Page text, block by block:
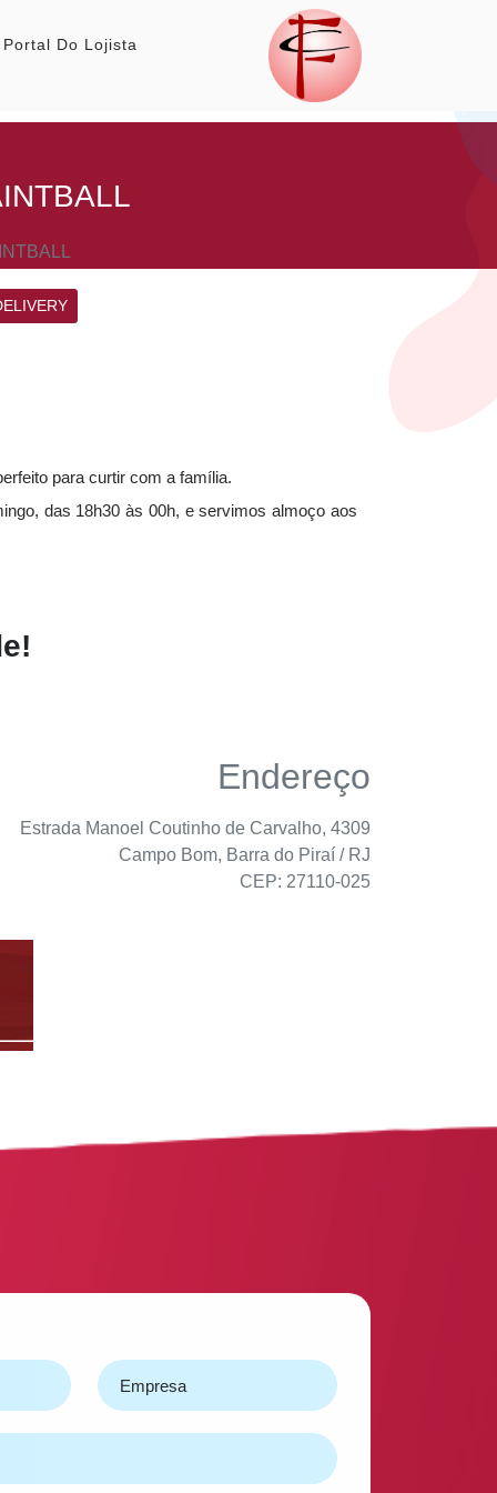
Portal Do Lojista
para curtir com a família.
das 18h30 às 00h, e servimos almoço aos
Endereço
Estrada Manoel Coutinho de Carvalho, 4309
Campo Bom, Barra do Piraí / RJ
CEP: 27110-025